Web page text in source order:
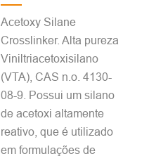
Acetoxy Silane
Crosslinker. Alta pureza
Viniltriacetoxisilano
(VTA), CAS n.o. 4130-
08-9. Possui um silano
de acetoxi altamente
reativo, que é utilizado
em formulações de